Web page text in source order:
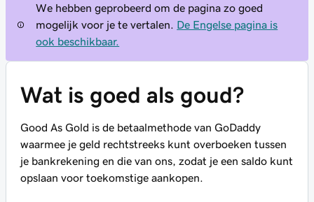
We hebben geprobeerd om de pagina zo goed
mogelijk voor je te vertalen.
De Engelse pagina is
ook beschikbaar.
Wat is goed als goud?
Good As Gold is de betaalmethode van GoDaddy
waarmee je geld rechtstreeks kunt overboeken tussen
je bankrekening en die van ons, zodat je een saldo kunt
opslaan voor toekomstige aankopen.